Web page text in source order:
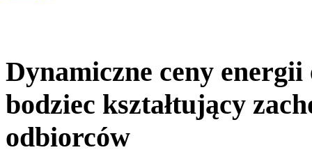
Dynamiczne ceny
bodziec kształtujący
odbiorców